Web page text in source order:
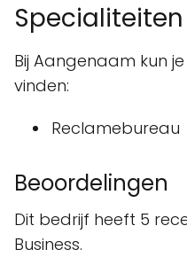
Specialiteiten
Bij Aangenaam kun
vinden:
Reclamebureau
Beoordelingen
Dit bedrijf heeft 5
Business.